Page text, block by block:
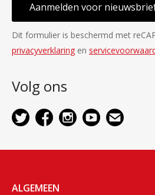
Aanmelden voor
Dit formulier is beschermd met
privacyverklaring en
Volg ons
ALGEMEEN